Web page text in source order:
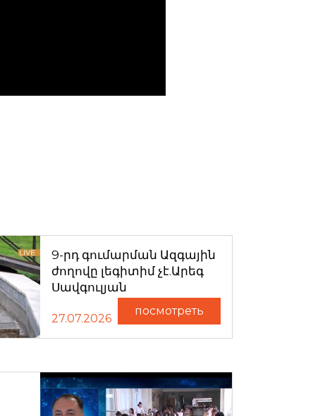
9-րդ գումարման Ազգային
ժողովը լեգիտիմ չէ.Արեգ
Սավգուլյան
27.07.2026
посмотреть